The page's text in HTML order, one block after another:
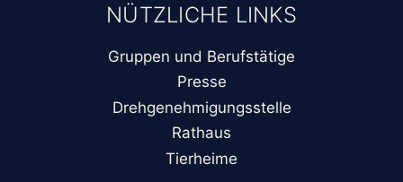
NÜTZLICHE LINKS
Gruppen und Berufstätige
Presse
Drehgenehmigungsstelle
Rathaus
Tierheime